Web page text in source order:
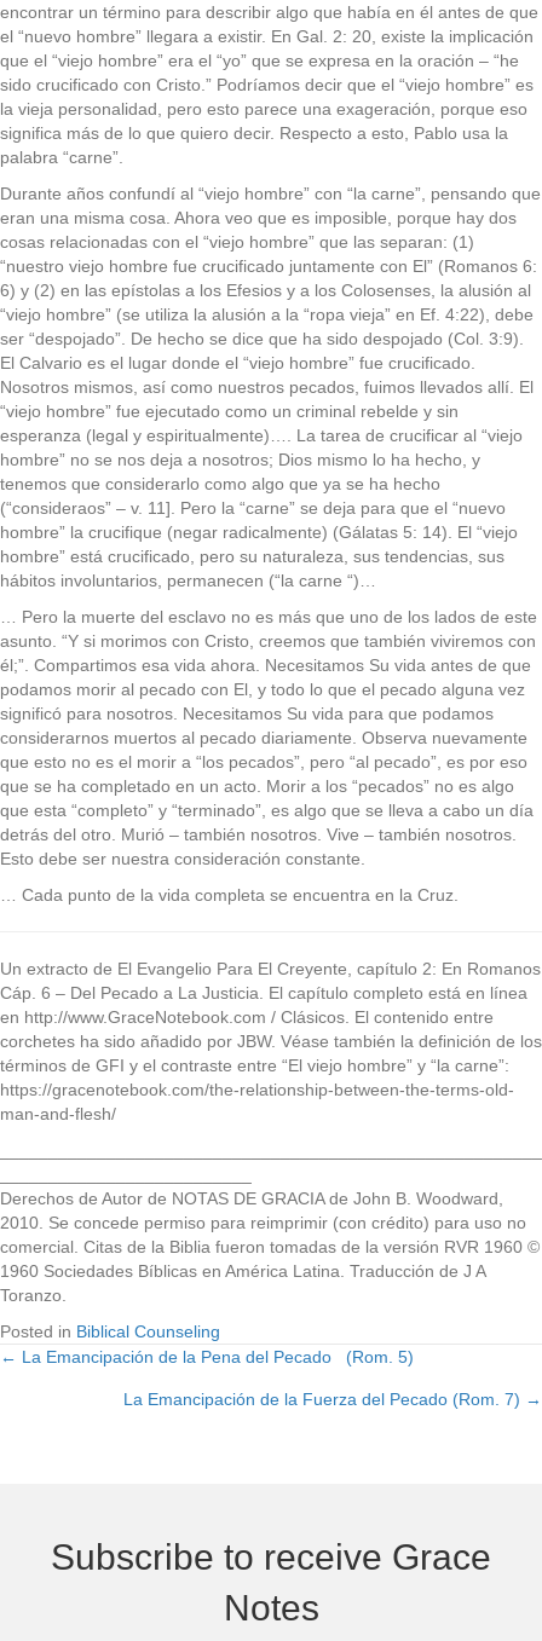
encontrar un término para describir algo que había en él antes de que
el “nuevo hombre” llegara a existir. En Gal. 2: 20, existe la implicación
que el “viejo hombre” era el “yo” que se expresa en la oración – “he
sido crucificado con Cristo.” Podríamos decir que el “viejo hombre” es
la vieja personalidad, pero esto parece una exageración, porque eso
significa más de lo que quiero decir. Respecto a esto, Pablo usa la
palabra “carne”.
Durante años confundí al “viejo hombre” con “la carne”, pensando que
eran una misma cosa. Ahora veo que es imposible, porque hay dos
cosas relacionadas con el “viejo hombre” que las separan: (1)
“nuestro viejo hombre fue crucificado juntamente con El” (Romanos 6:
6) y (2) en las epístolas a los Efesios y a los Colosenses, la alusión al
“viejo hombre” (se utiliza la alusión a la “ropa vieja” en Ef. 4:22), debe
ser “despojado”. De hecho se dice que ha sido despojado (Col. 3:9).
El Calvario es el lugar donde el “viejo hombre” fue crucificado.
Nosotros mismos, así como nuestros pecados, fuimos llevados allí. El
“viejo hombre” fue ejecutado como un criminal rebelde y sin
esperanza (legal y espiritualmente)…. La tarea de crucificar al “viejo
hombre” no se nos deja a nosotros; Dios mismo lo ha hecho, y
tenemos que considerarlo como algo que ya se ha hecho
(“consideraos” – v. 11]. Pero la “carne” se deja para que el “nuevo
hombre” la crucifique (negar radicalmente) (Gálatas 5: 14). El “viejo
hombre” está crucificado, pero su naturaleza, sus tendencias, sus
hábitos involuntarios, permanecen (“la carne “)…
… Pero la muerte del esclavo no es más que uno de los lados de este
asunto. “Y si morimos con Cristo, creemos que también viviremos con
él;”. Compartimos esa vida ahora. Necesitamos Su vida antes de que
podamos morir al pecado con El, y todo lo que el pecado alguna vez
significó para nosotros. Necesitamos Su vida para que podamos
considerarnos muertos al pecado diariamente. Observa nuevamente
que esto no es el morir a “los pecados”, pero “al pecado”, es por eso
que se ha completado en un acto. Morir a los “pecados” no es algo
que esta “completo” y “terminado”, es algo que se lleva a cabo un día
detrás del otro. Murió – también nosotros. Vive – también nosotros.
Esto debe ser nuestra consideración constante.
… Cada punto de la vida completa se encuentra en la Cruz.
Un extracto de El Evangelio Para El Creyente, capítulo 2: En Romanos
Cáp. 6 – Del Pecado a La Justicia. El capítulo completo está en línea
en http://www.GraceNotebook.com / Clásicos. El contenido entre
corchetes ha sido añadido por JBW. Véase también la definición de los
términos de GFI y el contraste entre “El viejo hombre” y “la carne”:
https://gracenotebook.com/the-relationship-between-the-terms-old-
man-and-flesh/
Derechos de Autor de NOTAS DE GRACIA de John B. Woodward,
2010. Se concede permiso para reimprimir (con crédito) para uso no
comercial. Citas de la Biblia fueron tomadas de la versión RVR 1960 ©
1960 Sociedades Bíblicas en América Latina. Traducción de J A
Toranzo.
Posted in Biblical Counseling
Posts
navigation
← La Emancipación de la Pena del Pecado (Rom. 5)
La Emancipación de la Fuerza del Pecado (Rom. 7) →
Subscribe to receive Grace
Notes